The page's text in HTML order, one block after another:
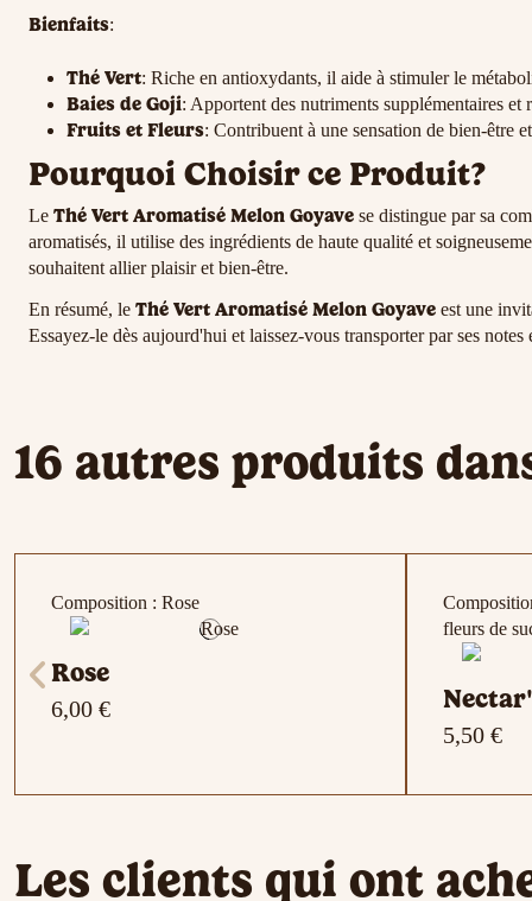
Bienfaits:
Thé Vert: Riche en antioxydants, il aide à stimuler le
Baies de Goji: Apportent des nutriments supplémentaires
Fruits et Fleurs: Contribuent à une sensation de bien-être
Pourquoi Choisir ce Produit?
Le Thé Vert Aromatisé Melon Goyave se distingue par sa
aromatisés, il utilise des ingrédients de haute qualité et
souhaitent allier plaisir et bien-être.
En résumé, le Thé Vert Aromatisé Melon Goyave est une
Essayez-le dès aujourd'hui et laissez-vous transporter par ses
16 autres produits
Composition : Rose
Rose
6,00 €
fleurs de
5,50 €
, Litchi
Citron
Orange ,
Les clients qui ont